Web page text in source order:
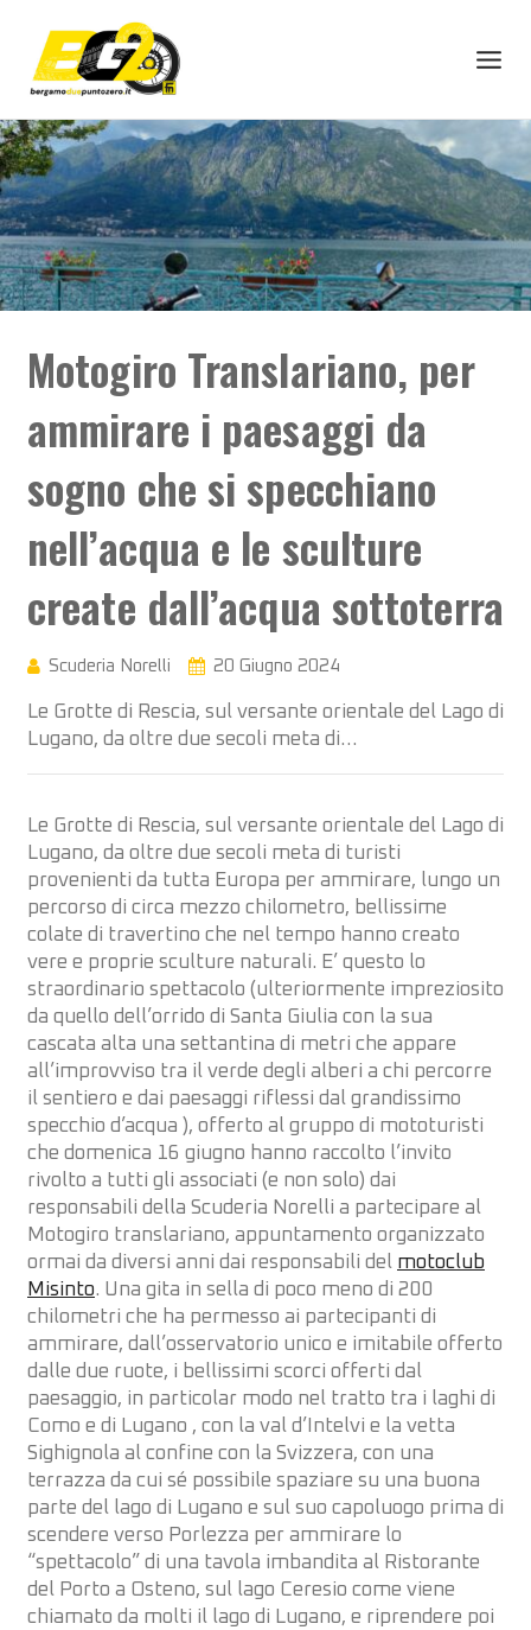
content
Motogiro Translariano, per
ammirare i paesaggi da
sogno che si specchiano
nell’acqua e le sculture
create dall’acqua sottoterra
Scuderia Norelli 20 Giugno 2024
Le Grotte di Rescia, sul versante orientale del Lago di
Lugano, da oltre due secoli meta di…
Le Grotte di Rescia, sul versante orientale del Lago di
Lugano, da oltre due secoli meta di turisti
provenienti da tutta Europa per ammirare, lungo un
percorso di circa mezzo chilometro, bellissime
colate di travertino che nel tempo hanno creato
vere e proprie sculture naturali. E’ questo lo
straordinario spettacolo (ulteriormente impreziosito
da quello dell’orrido di Santa Giulia con la sua
cascata alta una settantina di metri che appare
all’improvviso tra il verde degli alberi a chi percorre
il sentiero e dai paesaggi riflessi dal grandissimo
specchio d’acqua ), offerto al gruppo di mototuristi
che domenica 16 giugno hanno raccolto l’invito
rivolto a tutti gli associati (e non solo) dai
responsabili della Scuderia Norelli a partecipare al
Motogiro translariano, appuntamento organizzato
ormai da diversi anni dai responsabili del motoclub
Misinto. Una gita in sella di poco meno di 200
chilometri che ha permesso ai partecipanti di
ammirare, dall’osservatorio unico e imitabile offerto
dalle due ruote, i bellissimi scorci offerti dal
paesaggio, in particolar modo nel tratto tra i laghi di
Como e di Lugano , con la val d’Intelvi e la vetta
Sighignola al confine con la Svizzera, con una
terrazza da cui sé possibile spaziare su una buona
parte del lago di Lugano e sul suo capoluogo prima di
scendere verso Porlezza per ammirare lo
“spettacolo” di una tavola imbandita al Ristorante
del Porto a Osteno, sul lago Ceresio come viene
chiamato da molti il lago di Lugano, e riprendere poi